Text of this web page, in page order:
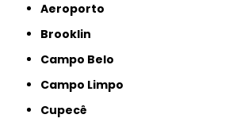
Aeroporto
Brooklin
Campo Belo
Campo Limpo
Cupecê